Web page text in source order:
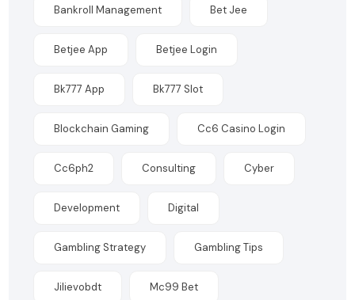
Bankroll Management Bet Jee
Betjee App Betjee Login
Bk777 App Bk777 Slot
Blockchain Gaming Cc6 Casino Login
Cc6ph2 Consulting Cyber
Development Digital
Gambling Strategy Gambling Tips
Jilievobdt Mc99 Bet